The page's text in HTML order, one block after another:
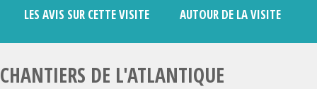
LES AVIS SUR CETTE VISITE AUTOUR DE LA VISITE
CHANTIERS DE L'ATLANTIQUE